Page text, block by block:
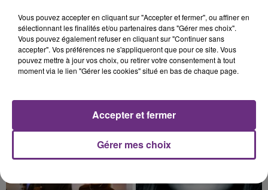
7 août 2026
LE MAGASIN JOUÉCLUB DE REIMS FERME
SES PORTES
C'était l'une des institutions du centre-ville
fermer ses portes.
TITRES DIFFUSÉS
Vous pouvez accepter en cliquant sur "Accepter et fermer", ou affiner en
sélectionnant les finalités et/ou partenaires dans "Gérer mes choix".
Vous pouvez également refuser en cliquant sur "Continuer sans
accepter". Vos préférences ne s'appliqueront que pour ce site. Vous
pouvez mettre à jour vos choix, ou retirer votre consentement à tout
moment via le lien "Gérer les cookies" situé en bas de chaque page.
Gérer mes choix
Accepter et fermer